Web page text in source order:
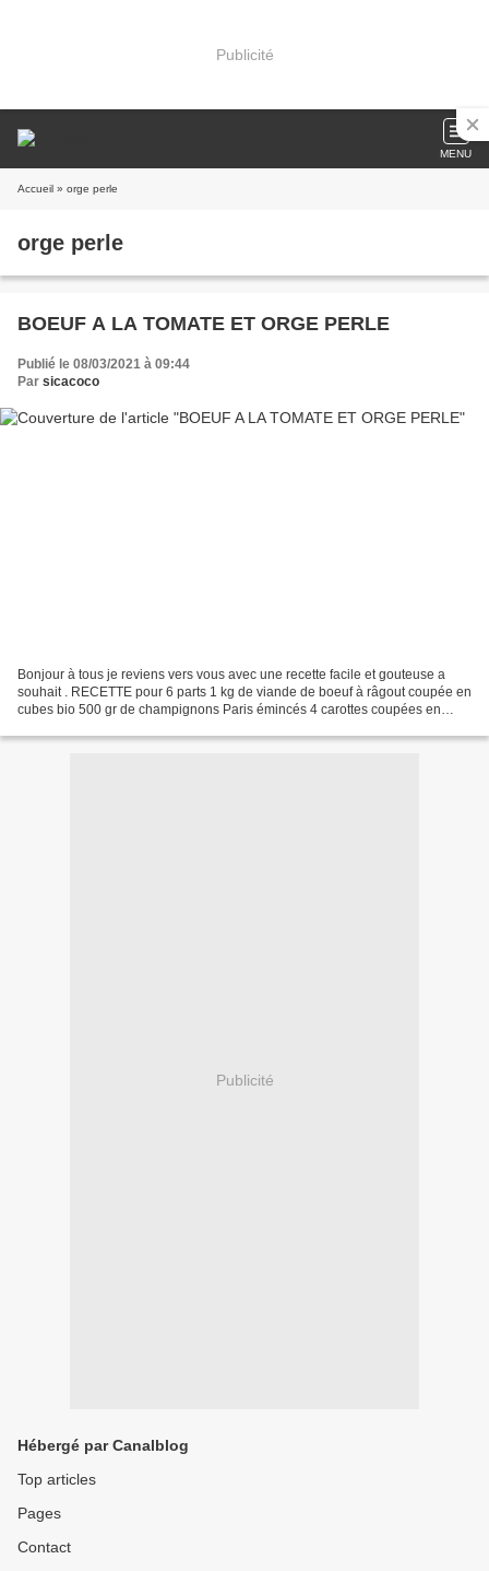
Publicité
MENU
Accueil » orge perle
orge perle
BOEUF A LA TOMATE ET ORGE PERLE
Publié le 08/03/2021 à 09:44
Par sicacoco
Bonjour à tous je reviens vers vous avec une recette facile et gouteuse a
souhait . RECETTE pour 6 parts 1 kg de viande de boeuf à râgout coupée en
cubes bio 500 gr de champignons Paris émincés 4 carottes coupées en
Publicité
Hébergé par Canalblog
Top articles
Pages
Contact